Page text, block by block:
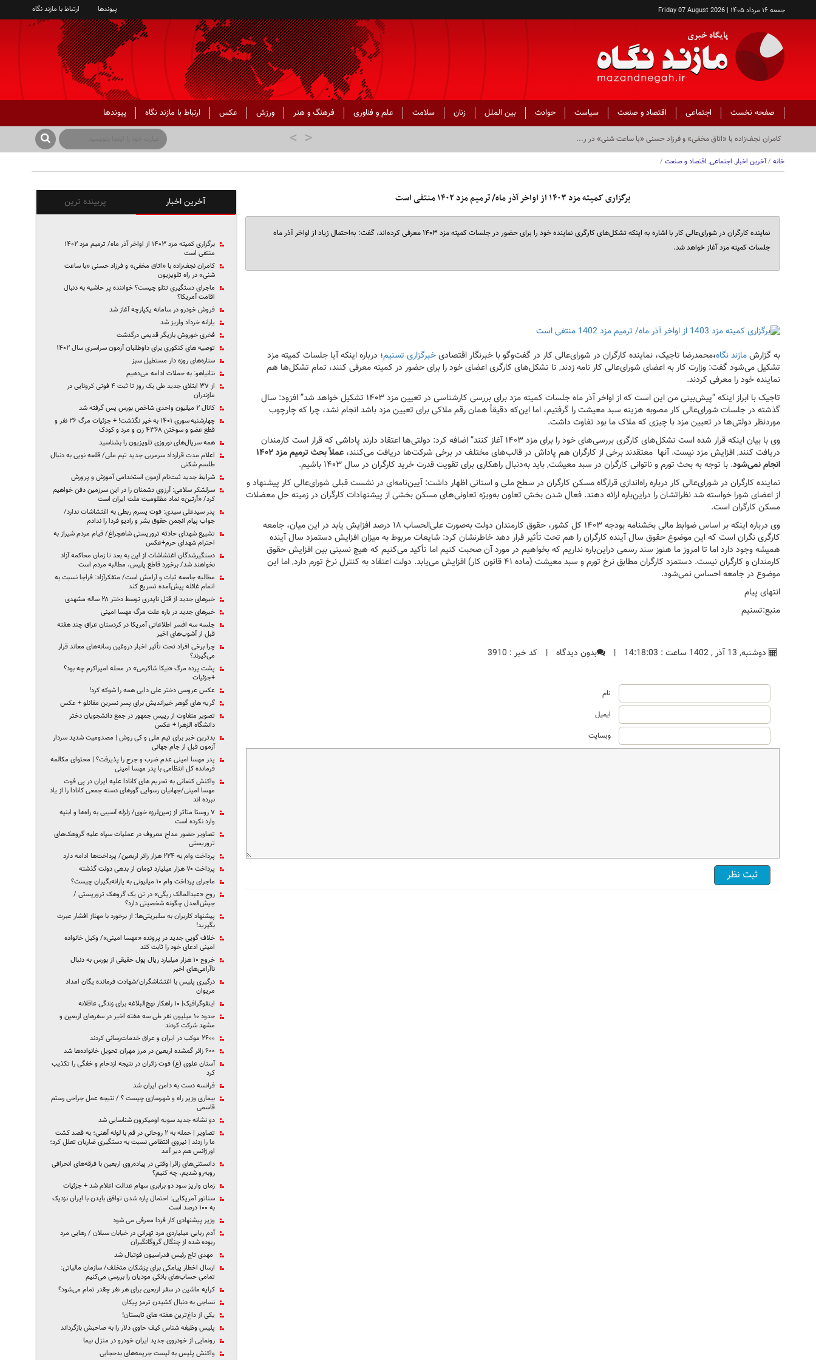
ارتباط با مازند نگاه پیوندها جمعه ۱۶ مرداد ۱۴۰۵ | Friday 07 August 2026
صفحه نخست اجتماعی اقتصاد و صنعت سیاست حوادث بین الملل زنان سلامت علم و فناوری فرهنگ و هنر ورزش عکس ارتباط با مازند نگاه پیوندها
کامران نجف‌زاده با «اتاق مخفی» و فرزاد حسنی «با ساعت شنی» در ر...
خانه /آخرین اخبار, اجتماعی, اقتصاد و صنعت /
برگزاری کمیته مزد ۱۴۰۳ از اواخر آذر ماه/ ترمیم مزد ۱۴۰۲ منتفی است
نماینده کارگران در شورای‌عالی کار با اشاره به اینکه تشکل‌های کارگری نماینده خود را برای حضور در جلسات کمیته مزد ۱۴۰۳ معرفی کرده‌اند، گفت: به‌احتمال زیاد از اواخر آذر ماه
جلسات کمیته مزد آغاز خواهد شد.
به گزارشمازند نگاه،محمدرضا تاجیک، نماینده کارگران در شورای‌عالی کار در گفت‌وگو با خبرنگار اقتصادیخبرگزاری تسنیم؛ درباره اینکه آیا جلسات کمیته مزد
تشکیل می‌شود گفت: وزارت کار به اعضای شورای‌عالی کار نامه زدند, تا تشکل‌های کارگری اعضای خود را برای حضور در کمیته معرفی کنند، تمام تشکل‌ها هم
نماینده خود را معرفی کردند.
تاجیک با ابراز اینکه “پیش‌بینی من این است که از اواخر آذر ماه جلسات کمیته مزد برای بررسی کارشناسی در تعیین مزد ۱۴۰۳ تشکیل خواهد شد” افزود: سال
گذشته در جلسات شورای‌عالی کار مصوبه هزینه سبد معیشت را گرفتیم، اما این‌که دقیقاً‌ همان رقم ملاکی برای تعیین مزد باشد انجام نشد، چرا که چارچوب
موردنظر دولتی‌ها در تعیین مزد با چیزی که ملاک ما بود تفاوت داشت.
وی با بیان اینکه قرار شده است تشکل‌های کارگری بررسی‌های خود را برای مزد ۱۴۰۳ آغاز کنند” اضافه کرد: دولتی‌ها اعتقاد دارند پاداشی که قرار است کارمندان
دریافت کنند, افزایش مزد نیست. آنها معتقدند برخی از کارگران هم پاداش در قالب‌های مختلف در برخی شرکت‌ها دریافت می‌کنند،
عملاً بحث ترمیم مزد ۱۴۰۲
انجام نمی‌شود. با توجه به بحث تورم و ناتوانی کارگران در سبد معیشت, باید به‌دنبال راهکاری برای تقویت قدرت خرید کارگران در سال ۱۴۰۳ باشیم.
نماینده کارگران در شورای‌عالی کار درباره راه‌اندازی قرارگاه مسکن کارگران در سطح ملی و استانی اظهار داشت: آیین‌نامه‌ای در نشست قبلی شورای‌عالی کار پیشنهاد و
از اعضای شورا خواسته شد نظراتشان را دراین‌باره ارائه دهند. فعال شدن بخش تعاون به‌ویژه تعاونی‌های مسکن بخشی از پیشنهادات کارگران در زمینه حل معضلات
مسکن کارگران است.
وی درباره اینکه بر اساس ضوابط مالی بخشنامه بودجه ۱۴۰۳ کل کشور، حقوق کارمندان دولت به‌صورت علی‌الحساب ۱۸ درصد افزایش یابد در این میان، جامعه
کارگری نگران است که این موضوع حقوق سال آینده کارگران را هم تحت تأثیر قرار دهد خاطرنشان کرد: شایعات مربوط به میزان افزایش دستمزد سال آینده
همیشه وجود دارد اما تا امروز ما هنوز سند رسمی دراین‌باره نداریم که بخواهیم در مورد آن صحبت کنیم اما تأکید می‌کنیم که هیچ نسبتی بین افزایش حقوق
کارمندان و کارگران نیست. دستمزد کارگران مطابق نرخ تورم و سبد معیشت (ماده ۴۱ قانون کار) افزایش می‌یابد. دولت اعتقاد به کنترل نرخ تورم دارد,‌ اما این
موضوع در جامعه احساس نمی‌شود.
انتهای پیام
منبع:تسنیم
دوشنبه, 13 آذر , 1402 ساعت : 14:18:03 | بدون دیدگاه | کد خبر : 3910
نام
ایمیل
وبسایت
آخرین اخبار پربینده ترین
برگزاری کمیته مزد ۱۴۰۳ از اواخر آذر ماه/ ترمیم مزد ۱۴۰۲
منتفی است
کامران نجف‌زاده با «اتاق مخفی» و فرزاد حسنی «با ساعت
شنی» در راه تلویزیون
ماجرای دستگیری تتلو چیست؟ خواننده پر حاشیه به دنبال
اقامت آمریکا؟
فروش خودرو در سامانه یکپارچه آغاز شد
یارانه خرداد واریز شد
فخری خوروش بازیگر قدیمی درگذشت
توصیه های کنکوری برای داوطلبان آزمون سراسری سال ۱۴۰۲
ستاره‌های روزه دار مستطیل سبز
نتانیاهو: به حملات ادامه می‌دهیم
از ۳۷ ابتلای جدید طی یک روز تا ثبت ۴ فوتی کرونایی در
مازندران
کانال ۲ میلیون واحدی شاخص بورس پس گرفته شد
چهارشنبه سوری ۱۴۰۱ به خیر نگذشت! + جزئیات مرگ ۲۶ نفر و
قطع عضو و سوختن ۴۳۶۸ زن و مرد و کودک
همه سریال‌های نوروزی تلویزیون را بشناسید
اعلام مدت قرارداد سرمربی جدید تیم ملی/ قلعه نویی به دنبال
طلسم شکنی
شرایط جدید ثبت‌نام آزمون استخدامی آموزش و پرورش
سرلشکر سلامی: آرزوی دشمنان را در این سرزمین دفن خواهیم
کرد/ «آرتین» نماد مظلومیت ملت ایران است
پدر سیدعلی سیدی: فوت پسرم ربطی به اغتشاشات ندارد/
جواب پیام‌ انجمن حقوق بشر و رادیو فردا را ندادم
تشییع شهدای حادثه تروریستی شاهچراغ/ قیام مردم شیراز به
احترام شهدای حرم+عکس
دستگیرشدگان اغتشاشات از این به بعد تا زمان محاکمه آزاد
نخواهند شد/ برخورد قاطع پلیس، مطالبه مردم است
مطالبه جامعه ثبات و آرامش است/ متفکرآزاد: فراجا نسبت به
اتمام غائله پیش‌آمده تسریع کند
خبرهای جدید از قتل ناپدری توسط دختر ۲۸ ساله مشهدی
خبرهای جدید در باره علت مرگ مهسا امینی
جلسه سه افسر اطلاعاتی آمریکا در کردستان عراق چند هفته
قبل از آشوب‌های اخیر
چرا برخی افراد تحت تأثیر اخبار دروغین رسانه‌های معاند قرار
می‌گیرند؟
پشت پرده مرگ «نیکا شاکرمی» در محله امیراکرم چه بود؟
+جزئیات
عکس عروسی دختر علی دایی همه را شوکه کرد!
گریه های گوهر خیراندیش برای پسر نسرین مقانلو + عکس
تصویر متفاوت از رییس جمهور در جمع دانشجویان دختر
دانشگاه الزهرا + عکس
بدترین خبر برای تیم ملی و کی روش | مصدومیت شدید سردار
آزمون قبل از جام جهانی
پدر مهسا امینی عدم ضرب و جرح را پذیرفت؟ | محتوای مکالمه
فرمانده کل انتظامی با پدر مهسا امینی
واکنش کنعانی به تحریم های کانادا علیه ایران در پی فوت
مهسا امینی/جهانیان رسوایی گورهای دسته‌ جمعی کانادا را از یاد
نبرده‌ اند
۷ روستا متاثر از زمین‌لرزه خوی/ زلزله آسیبی به راه‌ها و ابنیه
وارد نکرده است
تصاویر حضور مداح معروف در عملیات سپاه علیه گروهک‌های
تروریستی
پرداخت وام به ۲۲۴ هزار زائر اربعین/ پرداخت‌ها ادامه دارد
پرداخت ۷۰ هزار میلیارد تومان از بدهی دولت گذشته
ماجرای پرداخت وام ۱۰ میلیونی به یارانه‌بگیران چیست؟
روح «عبدالمالک ریگی» در تن یک گروهک تروریستی /
جیش‌العدل چگونه شخصیتی دارد؟
پیشنهاد کاربران به سلبریتی‌ها: از برخورد با مهناز افشار عبرت
بگیرید!
خلاف گویی جدید در پرونده «مهسا امینی»/ وکیل خانواده
امینی ادعای خود را ثابت کند
خروج ۱۰ هزار میلیارد ریال پول حقیقی‌‌ از بورس به دنبال
ناآرامی‌های اخیر‌
درگیری پلیس با اغتشاشگران/شهادت فرمانده یگان امداد
مریوان
اینفوگرافیک| ۱۰ راهکار نهج‌البلاغه برای زندگی عاقلانه
حدود ۱۰ میلیون نفر طی سه هفته اخیر در سفرهای اربعین و
مشهد شرکت کردند
۲۶۰۰ موکب در ایران و عراق خدمات‌رسانی کردند
۶۰۰ زائر گمشده اربعین در مرز مهران تحویل خانواده‌ها شد
آستان علوی (ع) فوت زائران در نتیجه ازدحام و خفگی را تکذیب
کرد
فرانسه دست به دامن ایران شد
بیماری وزیر راه و شهرسازی چیست ؟ / نتیجه عمل جراحی رستم
قاسمی
دو نشانه جدید سویه اومیکرون شناسایی شد
تصاویر | حمله به ۲ روحانی در قم با لوله آهنی؛ به قصد کشت
ما را زدند | نیروی انتظامی نسبت به دستگیری ضاربان تعلل کرد؛
اورژانس هم دیر آمد
دانستنی‌های زائر| وقتی در پیاده‌روی اربعین با فرقه‌های انحرافی
روبه‌رو شدیم، چه کنیم؟
زمان واریز سود دو برابری سهام عدالت اعلام شد + جزئیات
سناتور آمریکایی: احتمال پاره شدن توافق بایدن با ایران نزدیک
به ۱۰۰ درصد است
وزیر پیشنهادی کار فردا معرفی می شود
آدم ربایی میلیاردی مرد تهرانی در خیابان سبلان / رهایی مرد
ربوده شده از چنگال گروگانگیران
مهدی تاج رئیس فدراسیون فوتبال شد
ارسال اخطار پیامکی برای پزشکان متخلف/ سازمان مالیاتی:
تمامی حساب‌های بانکی مودیان را بررسی می‌کنیم
کرایه ماشین در سفر اربعین برای هر نفر چقدر تمام می‌شود؟
نساجی به دنبال کشیدن ترمز پیکان
یکی از داغ‌ترین هفته های تابستان!
پلیس وظیفه شناس کیف حاوی دلار را به صاحبش بازگرداند
رونمایی از خودروی جدید ایران خودرو در منزل نیما
واکنش پلیس به لیست جریمه‌های ‌بدحجابی